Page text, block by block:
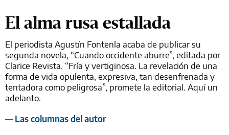
El alma rusa estallada
El periodista Agustín Fontenla acaba de publicar su
segunda novela, “Cuando occidente aburre”, editada por
Clarice Revista. “Fría y vertiginosa. La revelación de una
forma de vida opulenta, expresiva, tan desenfrenada y
tentadora como peligrosa”, promete la editorial. Aquí un
adelanto.
— Las columnas del autor